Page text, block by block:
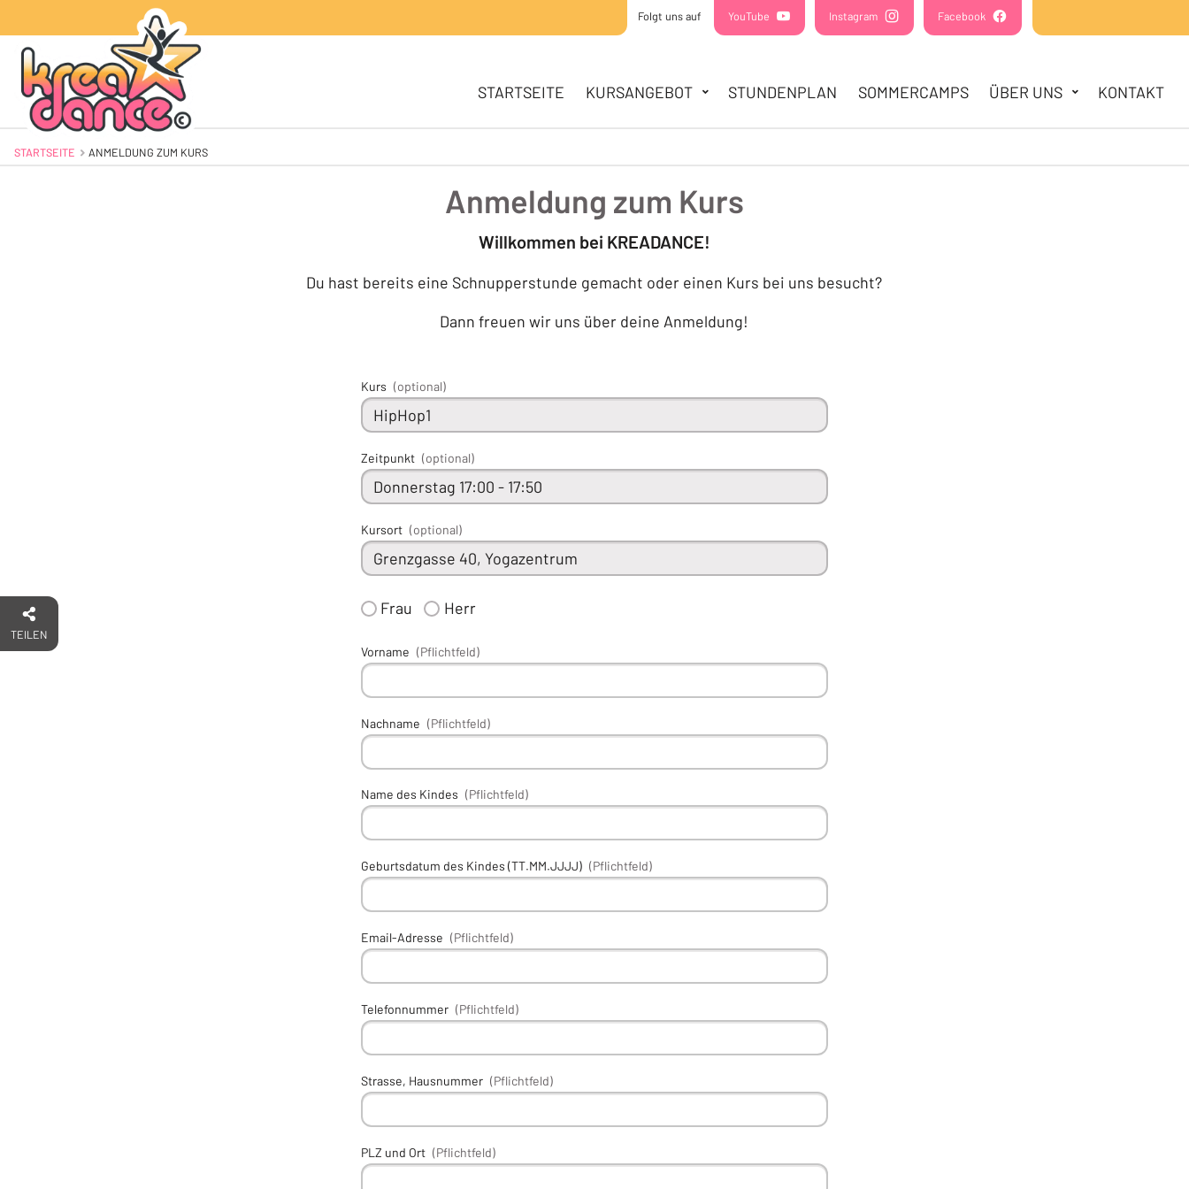
Folgt uns auf YouTube (Öffnet in einem neuen Tab oder Fenster)
Instagram (Öffnet in einem neuen Tab oder Fenster)
Facebook
HAUPTNAVIGATION
STARTSEITE
TEENS
STUNDENPLAN
SOMMERCAMPS
TEAM
STANDORTE
STARTSEITE KURSANGEBOT STUNDENPLAN SOMMERCAMPS ÜBER UNS KONTAKT
STARTSEITE AKTUELL: ANMELDUNG ZUM KURS
ANMELDUNG ZUM KURS
Anmeldung zum Kurs
Willkommen bei KREADANCE!
Du hast bereits eine Schnupperstunde gemacht oder einen Kurs bei uns besucht?
Dann freuen wir uns über deine Anmeldung!
Kurs (optional)
Zeitpunkt (optional)
Kursort (optional)
Frau Herr
Vorname (Pflichtfeld)
Nachname (Pflichtfeld)
Name des Kindes (Pflichtfeld)
Geburtsdatum des Kindes (TT.MM.JJJJ) (Pflichtfeld)
Email-Adresse (Pflichtfeld)
Telefonnummer (Pflichtfeld)
Strasse, Hausnummer (Pflichtfeld)
PLZ und Ort (Pflichtfeld)
TEILEN